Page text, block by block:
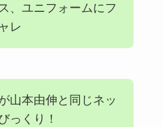
、ユニフォームにフ
レ
山本由伸と同じネッ
っくり！